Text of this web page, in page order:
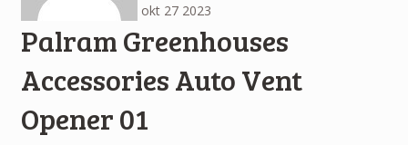
okt 27 2023
Palram Greenhouses
Accessories Auto Vent
Opener 01